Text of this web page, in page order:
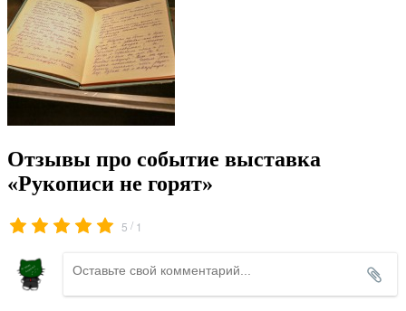
Отзывы про событие выставка
«Рукописи не горят»
5 / 1